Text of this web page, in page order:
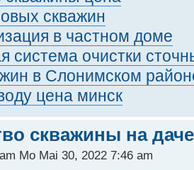
скважин
в частном доме
система очистки
в Слонимском
цена минск
скважины на даче
am Mo Mai 30, 2022 7:46 am